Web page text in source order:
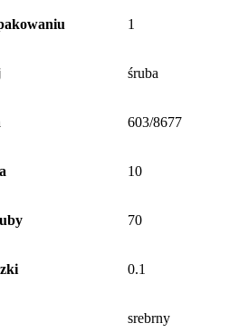
1
śruba
603/8677
10
70
0.1
srebrny